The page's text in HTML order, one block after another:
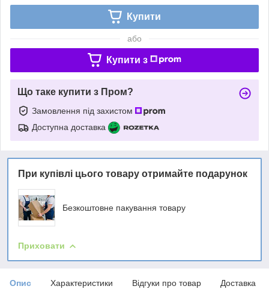
Купити
або
Купити з
Що таке купити з Пром?
Замовлення під захистом
Доступна доставка
При купівлі цього товару отримайте подарунок
Безкоштовне пакування товару
Приховати
Опис Характеристики Відгуки про товар Доставка